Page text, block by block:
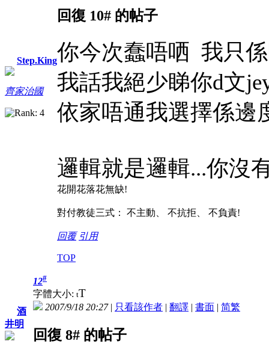
Step.King
齊家治國
回復 10# 的帖子
你今次蠢唔哂 我只
我話我絕少睇你d文
依家唔通我選擇係邊
邏輯就是邏輯...你沒
花開花落花無缺!
對付教徒三式： 不主動、 不抗拒、 不負責!
回覆 引用
TOP
酒
井明
12#
字體大小: tT
2007/9/18 20:27| 只看該作者 | 翻譯 | 書面 | 简繁
回復 8# 的帖子